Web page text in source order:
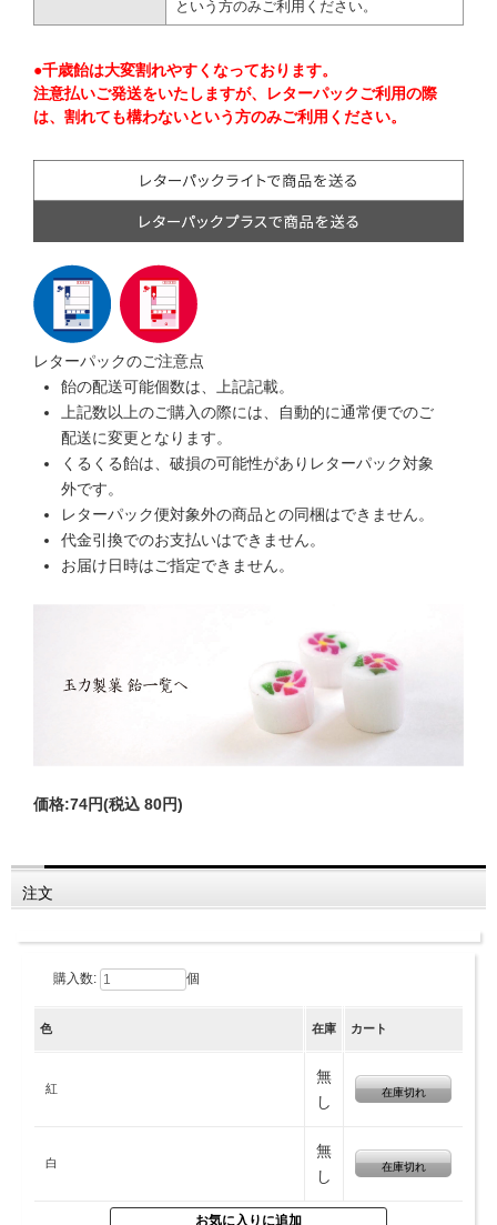
という方のみご利用ください。
●千歳飴は大変割れやすくなっております。
注意払いご発送をいたしますが、レターパックご利用の際
は、割れても構わないという方のみご利用ください。
レターパックのご注意点
飴の配送可能個数は、上記記載。
上記数以上のご購入の際には、自動的に通常便でのご
配送に変更となります。
くるくる飴は、破損の可能性がありレターパック対象
外です。
レターパック便対象外の商品との同梱はできません。
代金引換でのお支払いはできません。
お届け日時はご指定できません。
価格:74円(税込 80円)
注文
購入数: 個
色 在庫 カート
紅
無
し
在庫切れ
白
無
し
在庫切れ